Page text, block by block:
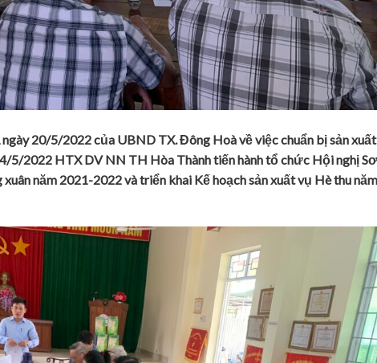
20/5/2022 của UBND TX. Đông Hoà về việc chuẩn bị sản xuất
5/2022 HTX DV NN TH Hòa Thành tiến hành tổ chức Hội nghị Sơ
năm 2021-2022 và triển khai Kế hoạch sản xuất vụ Hè thu năm